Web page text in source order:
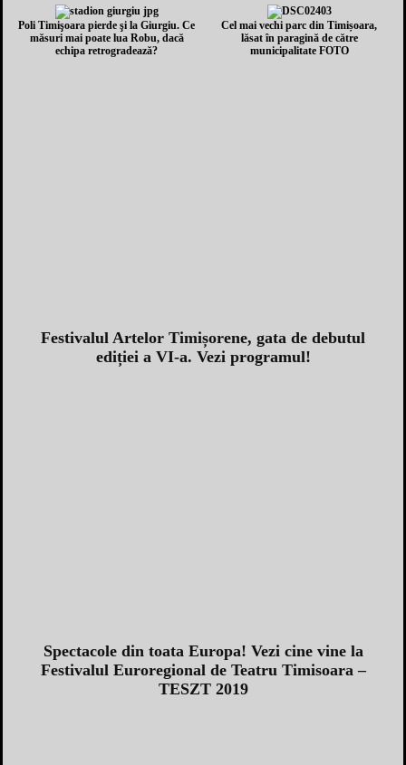
Poli Timişoara pierde şi la Giurgiu. Ce
măsuri mai poate lua Robu, dacă
echipa retrogradează?
Cel mai vechi parc din Timișoara,
lăsat în paragină de către
municipalitate FOTO
Festivalul Artelor Timișorene, gata de debutul
ediției a VI-a. Vezi programul!
Spectacole din toata Europa! Vezi cine vine la
Festivalul Euroregional de Teatru Timisoara –
TESZT 2019